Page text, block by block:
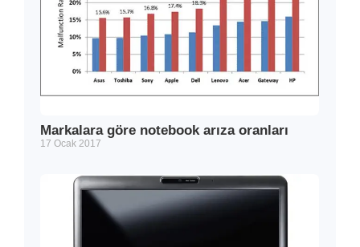
Markalara göre notebook arıza oranları
17 Ocak 2017